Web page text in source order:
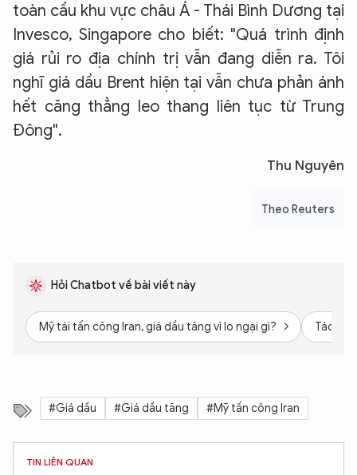
toàn cầu khu vực châu Á - Thái Bình Dương tại
Invesco, Singapore cho biết: "Quá trình định
giá rủi ro địa chính trị vẫn đang diễn ra. Tôi
nghĩ giá dầu Brent hiện tại vẫn chưa phản ánh
hết căng thẳng leo thang liên tục từ Trung
Đông".
Thu Nguyên
Theo Reuters
Hỏi Chatbot về bài viết này
Mỹ tái tấn công Iran, giá dầu tăng vì lo ngại gì? Tác
#Giá dầu #Giá dầu tăng #Mỹ tấn công Iran
TIN LIÊN QUAN